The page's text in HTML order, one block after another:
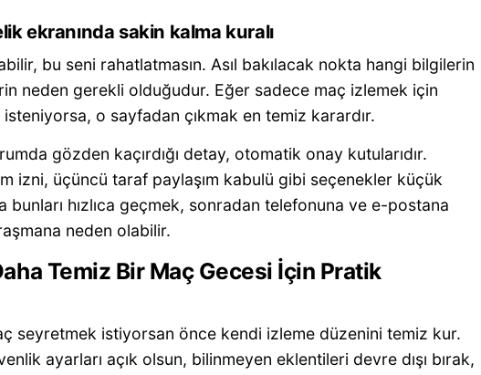
ekranında sakin kalma kuralı
bu seni rahatlatmasın. Asıl bakılacak nokta hangi bilgilerin
neden gerekli olduğudur. Eğer sadece maç izlemek için
o sayfadan çıkmak en temiz karardır.
gözden kaçırdığı detay, otomatik onay kutularıdır.
izni, üçüncü taraf paylaşım kabulü gibi seçenekler küçük
bunları hızlıca geçmek, sonradan telefonuna ve e-postana
neden olabilir.
Temiz Bir Maç Gecesi İçin Pratik
seyretmek istiyorsan önce kendi izleme düzenini temiz kur.
ayarları açık olsun, bilinmeyen eklentileri devre dışı bırak,